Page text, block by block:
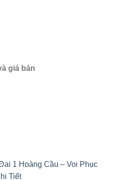
giá bán
1 Hoàng Cầu – Voi Phục
Tiết